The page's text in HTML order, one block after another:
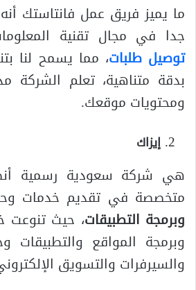
ما يميز فريق عمل فانتاستك أنه
جدا في مجال تقنية
توصيل طلبات، مما يسمح لنا
بدقة متناهية، تعلم الشركة
ومحتويات موقعك.
إيزاك
متخصصة في تقديم خدمات
وبرمجة التطبيقات، حيث تنوعت
وبرمجة المواقع والتطبيقات
والسيرفرات والتسويق